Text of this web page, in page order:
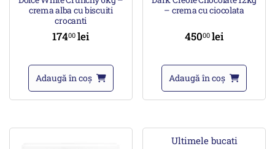
crema alba cu biscuiti
crocanti
17400lei
Adaugă în coș
– crema cu ciocolata
45000lei
Adaugă în coș
Ultimele bucati